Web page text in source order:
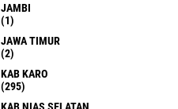
JAMBI
(1)
JAWA TIMUR
(2)
KAB KARO
(295)